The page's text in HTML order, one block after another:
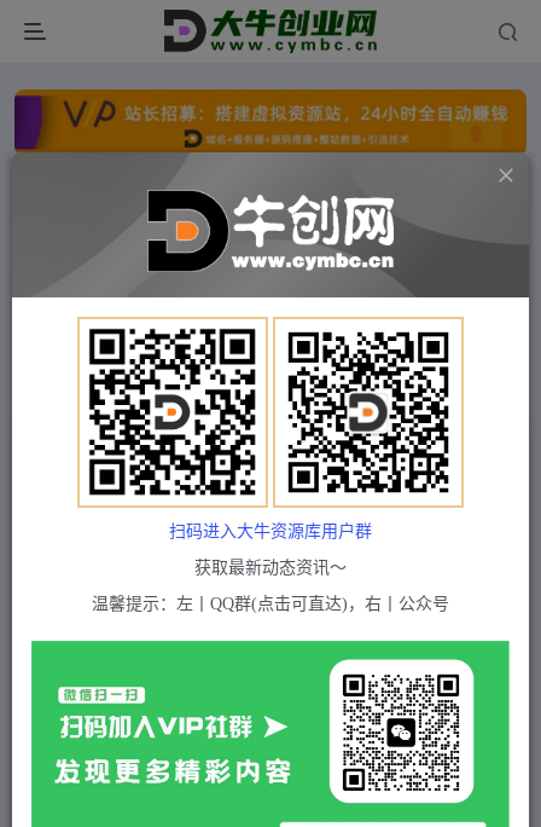
点击开通分站+ 每日收入300+
文字广告火爆招租 文字广告火爆招租
文字广告火爆招租
文字广告火爆招租 文字广告火爆招租
付费项目 福缘网 正文
AI绘画·变现陪跑营，快速产出可商业变现的图
（11节课）
5 积分
黄金会员 免费 超级会员(永久VIP) 免费
付费资源
扫码进入大牛资源库用户群
获取最新动态资讯～
温馨提示：左丨QQ群(点击可直达)，右丨公众号